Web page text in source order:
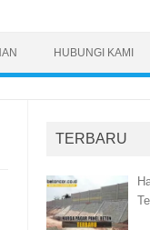
HUBUNGI KAMI
TERBARU